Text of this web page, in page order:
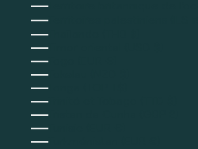
Territoire britannique de
Territoires palestiniens (ILS ₪)
Thaïlande (THB ฿)
Timor oriental (USD $)
Togo (EUR €)
Tokelau (NZD $)
Tonga (TOP T$)
Trinité-et-Tobago (TTD $)
Tristan da Cunha (GBP £)
Tunisie (EUR €)
Turkménistan (EUR €)